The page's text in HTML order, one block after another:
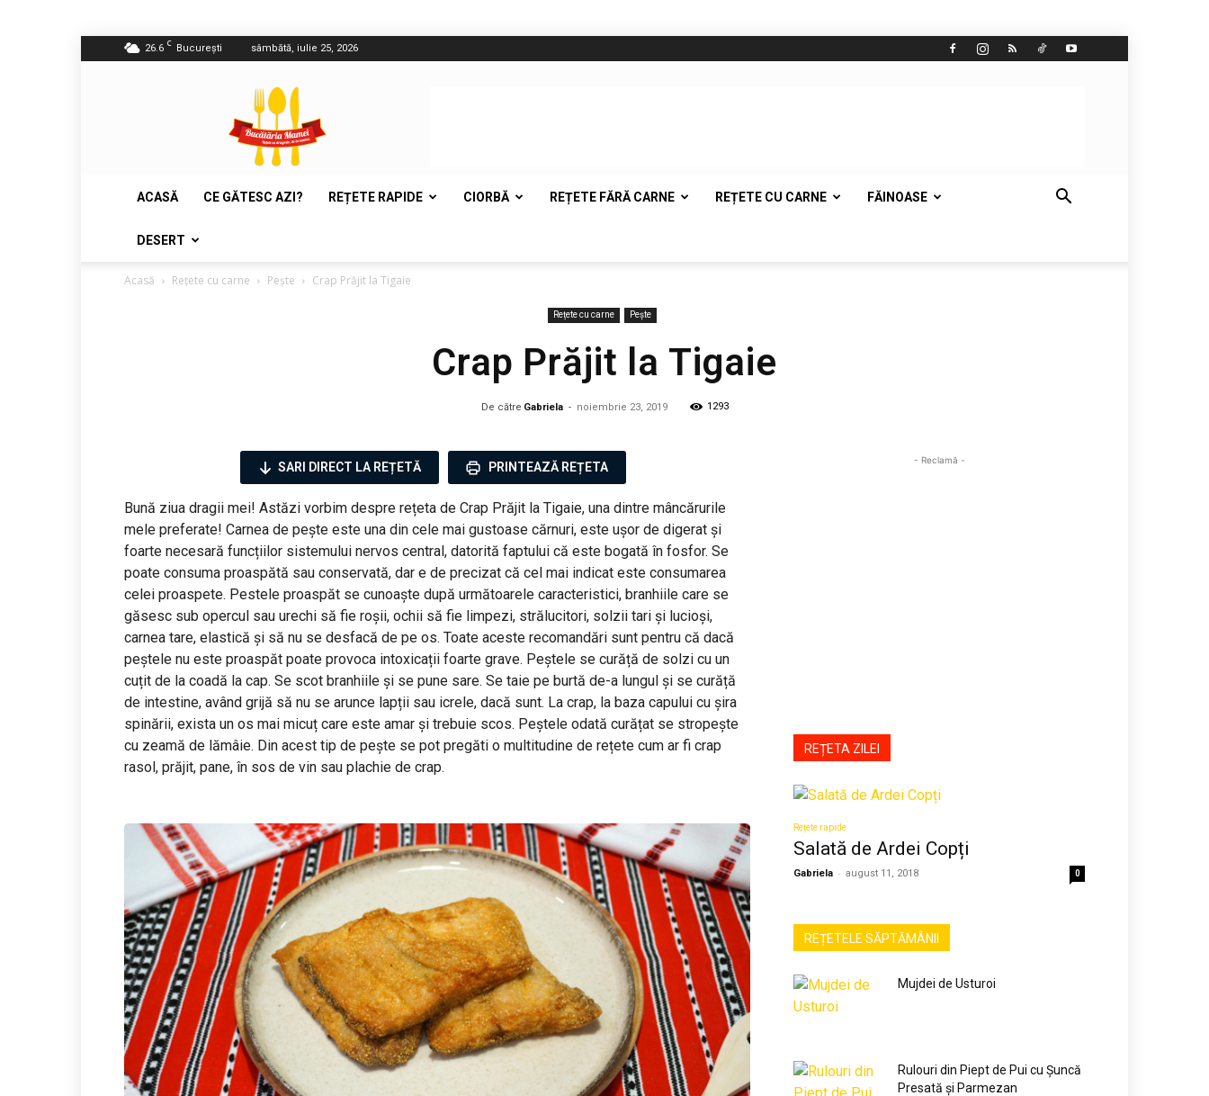
26.6 C București sâmbătă, iulie 25, 2026
Bucătăria
Mamei
ACASĂ CE GĂTESC AZI? REȚETE RAPIDE CIORBĂ REȚETE FĂRĂ CARNE REȚETE CU CARNE FĂINOASE
DESERT
Acasă Rețete cu carne Pește Crap Prăjit la Tigaie
Rețete cu carne Pește
Crap Prăjit la Tigaie
De către Gabriela - noiembrie 23, 2019 1293
SARI DIRECT LA REȚETĂ PRINTEAZĂ REȚETA
Bună ziua dragii mei! Astăzi vorbim despre rețeta de Crap Prăjit la Tigaie, una dintre mâncărurile
mele preferate! Carnea de pește este una din cele mai gustoase cărnuri, este ușor de digerat și
foarte necesară funcțiilor sistemului nervos central, datorită faptului că este bogată în fosfor. Se
poate consuma proaspătă sau conservată, dar e de precizat că cel mai indicat este consumarea
celei proaspete. Pestele proaspăt se cunoaște după următoarele caracteristici, branhiile care se
găsesc sub opercul sau urechi să fie roșii, ochii să fie limpezi, strălucitori, solzii tari și lucioși,
carnea tare, elastică și să nu se desfacă de pe os. Toate aceste recomandări sunt pentru că dacă
peștele nu este proaspăt poate provoca intoxicații foarte grave. Peștele se curăță de solzi cu un
cuțit de la coadă la cap. Se scot branhiile și se pune sare. Se taie pe burtă de-a lungul și se curăță
de intestine, având grijă să nu se arunce lapții sau icrele, dacă sunt. La crap, la baza capului cu șira
spinării, exista un os mai micuț care este amar și trebuie scos. Peștele odată curățat se stropește
cu zeamă de lămâie. Din acest tip de pește se pot pregăti o multitudine de rețete cum ar fi crap
rasol, prăjit, pane, în sos de vin sau plachie de crap.
- Reclamă -
REȚETA ZILEI
Rețete rapide
Salată de Ardei Copți
Gabriela - august 11, 2018 0
REȚETELE SĂPTĂMÂNII
Mujdei de Usturoi
Rulouri din Piept de Pui cu Șuncă
Presată și Parmezan